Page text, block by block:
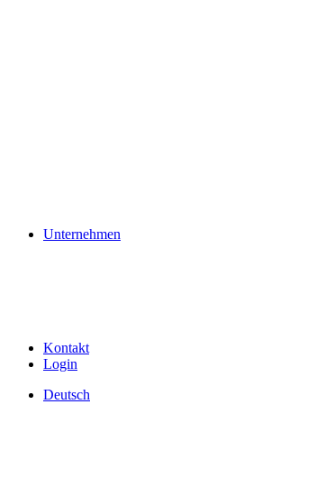
Unternehmen
Kontakt
Login
Deutsch